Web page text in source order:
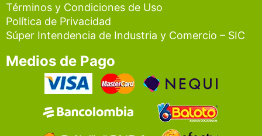
Términos y Condiciones de Uso
Política de Privacidad
Súper Intendencia de Industria y Comercio – SIC
Medios de Pago